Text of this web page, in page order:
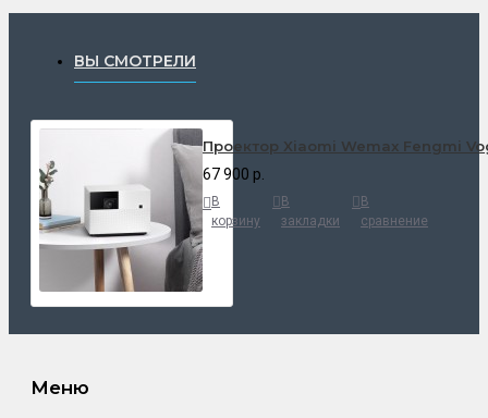
ВЫ СМОТРЕЛИ
Проектор Xiaomi Wemax Fengmi
67 900 р.
В
корзину
В
закладки
В
сравнение
Меню